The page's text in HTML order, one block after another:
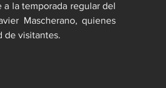
la temporada regular del
Mascherano, quienes
de visitantes.